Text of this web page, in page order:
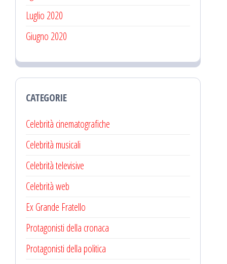
Luglio 2020
Giugno 2020
CATEGORIE
Celebrità cinematografiche
Celebrità musicali
Celebrità televisive
Celebrità web
Ex Grande Fratello
Protagonisti della cronaca
Protagonisti della politica